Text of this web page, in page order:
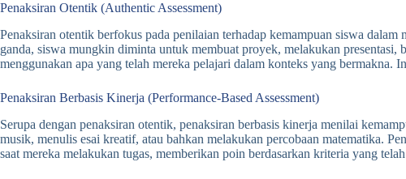
Penaksiran Otentik (Authentic Assessment)
Penaksiran otentik berfokus pada penilaian terhadap kemampuan siswa
ganda, siswa mungkin diminta untuk membuat proyek, melakukan presentasi,
menggunakan apa yang telah mereka pelajari dalam konteks yang bermakna.
Penaksiran Berbasis Kinerja (Performance-Based Assessment)
Serupa dengan penaksiran otentik, penaksiran berbasis kinerja menilai
musik, menulis esai kreatif, atau bahkan melakukan percobaan matematika.
saat mereka melakukan tugas, memberikan poin berdasarkan kriteria yang